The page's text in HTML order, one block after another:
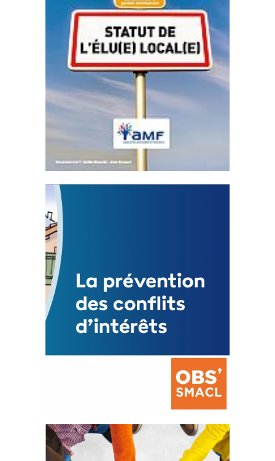
Statut de l’élu local
3 avril 2024
Mise à jour avril 2024
FEUILLETER
La prévention des conflits
d’intérêts
18 septembre 2023